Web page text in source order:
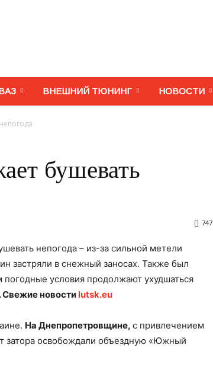
МегаВАЗ.
ВНЕШНИЙ ТЮНИНГ НОВОСТИ
бушевать
747
непогода – из-за сильной метели
застряли в снежный заносах. Также был
условия продолжают ухудшаться
Свежие новости lutsk.eu
На Днепропетровщине, с привлечением
затора освобождали объездную «Южный